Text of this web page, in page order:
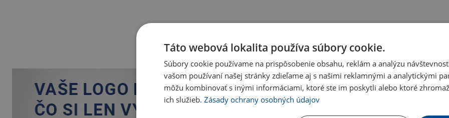
Táto webová lokalita používa súbory cookie.
Súbory cookie používame na prispôsobenie obsahu, reklám a analýzu
vašom používaní našej stránky zdieľame aj s našimi reklamnými a analytickými
môžu kombinovať s inými informáciami, ktoré ste im poskytli alebo ktoré
ich služieb. Zásady ochrany osobných údajov